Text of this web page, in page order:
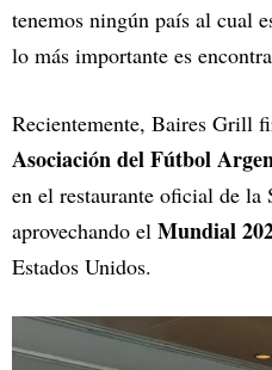
tenemos ningún país al cual
lo más importante es
Recientemente, Baires Grill
Asociación del Fútbol
en el restaurante oficial de la
aprovechando el Mundial
Estados Unidos.